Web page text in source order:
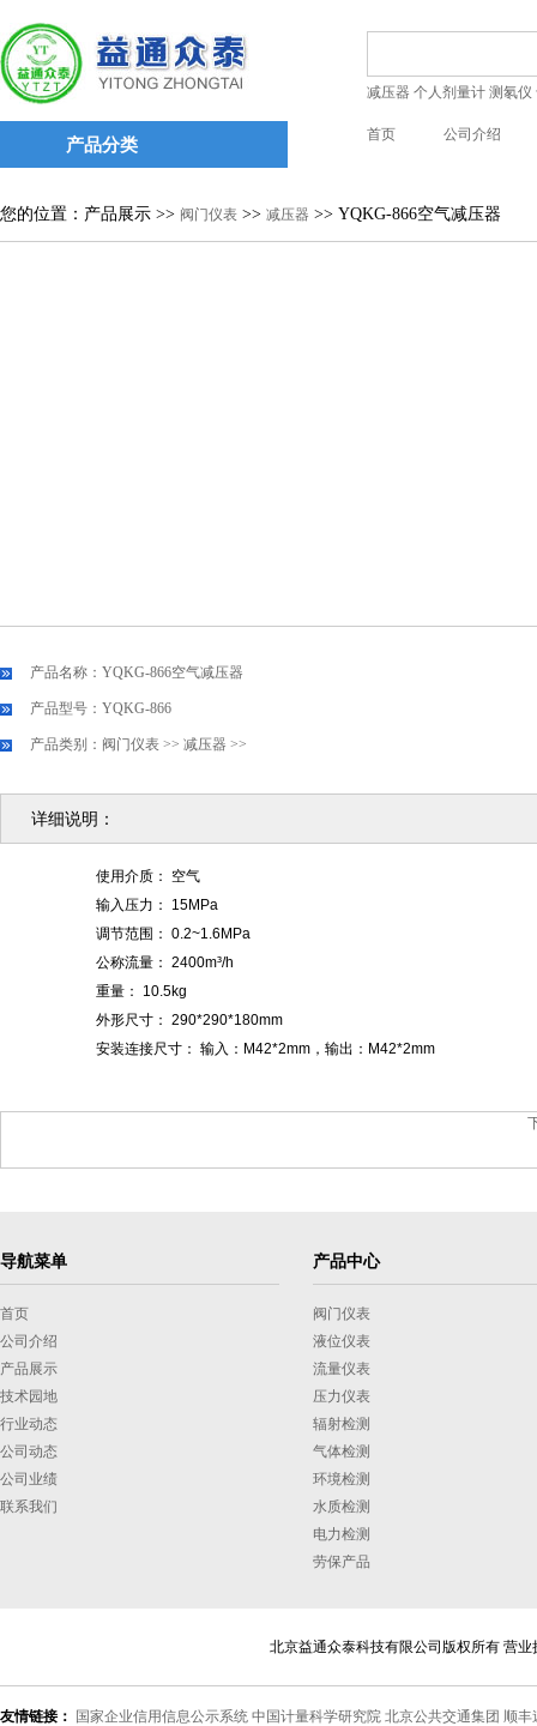
产品分类
减压器 个人剂量计 测氡仪
首页 公司介绍
您的位置：产品展示 >> 阀门仪表 >> 减压器 >> YQKG-866空气减压器
产品名称：YQKG-866空气减压器
产品型号：YQKG-866
产品类别： 阀门仪表 >> 减压器 >>
详细说明：
使用介质： 空气
输入压力： 15MPa
调节范围： 0.2~1.6MPa
公称流量： 2400m³/h
重量： 10.5kg
外形尺寸： 290*290*180mm
安装连接尺寸： 输入：M42*2mm，输出：M42*2mm
导航菜单
首页
公司介绍
产品展示
技术园地
行业动态
公司动态
公司业绩
联系我们
产品中心
阀门仪表
液位仪表
流量仪表
压力仪表
辐射检测
气体检测
环境检测
水质检测
电力检测
劳保产品
北京益通众泰科技有限公司版权所有 营业
友情链接： 国家企业信用信息公示系统 中国计量科学研究院 北京公共交通集团 顺丰